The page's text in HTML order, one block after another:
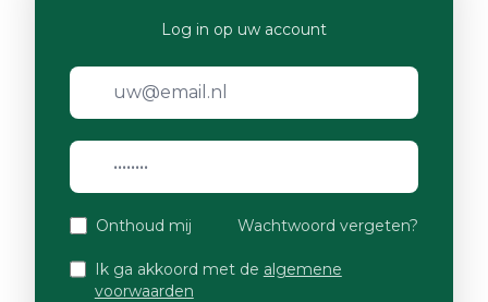
Log in op uw account
Onthoud mij Wachtwoord vergeten?
Ik ga akkoord met de algemene
voorwaarden